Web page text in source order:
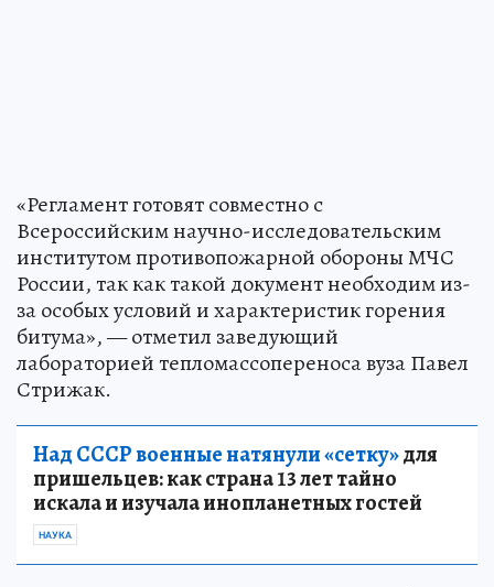
«Регламент готовят совместно с
Всероссийским научно-исследовательским
институтом противопожарной обороны МЧС
России, так как такой документ необходим из-
за особых условий и характеристик горения
битума», — отметил заведующий
лабораторией тепломассопереноса вуза Павел
Стрижак.
Над СССР военные натянули «сетку»для
пришельцев: как страна 13 лет тайно
искала и изучала инопланетных гостей
НАУКА